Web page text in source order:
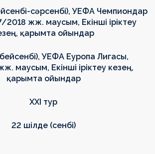
сәрсенбі), УЕФА Чемпиондар
2018 жж. маусым, Екінші іріктеу
қарымта ойындар
УЕФА Еуропа Лигасы,
маусым, Екінші іріктеу кезең,
қарымта ойындар
ХХI тур
22 шілде (сенбі)